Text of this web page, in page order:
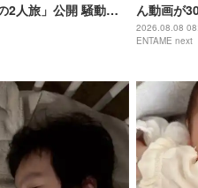
2人旅」公開 騒動前
ん動画が
ンチに病
2026.08.08
ENTAME next